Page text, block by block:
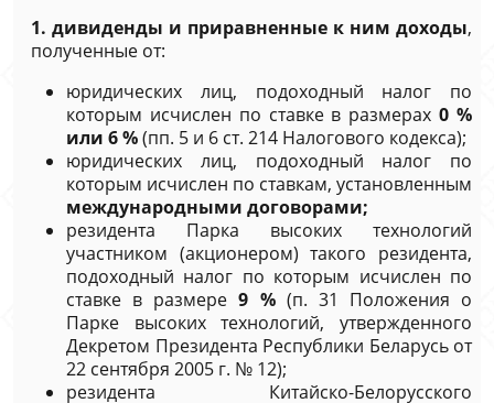
1. дивиденды и приравненные к ним доходы,
полученные от:
юридических лиц, подоходный налог по
которым исчислен по ставке в размерах0 %
или 6 %(пп. 5 и 6 ст. 214 Налогового кодекса);
юридических лиц, подоходный налог по
которым исчислен по ставкам, установленным
международными договорами;
резидента Парка высоких технологий
участником (акционером) такого резидента,
подоходный налог по которым исчислен по
ставке в размере9 %(п. 31 Положения о
Парке высоких технологий, утвержденного
Декретом Президента Республики Беларусь от
22 сентября 2005 г. № 12);
резидента Китайско-Белорусского